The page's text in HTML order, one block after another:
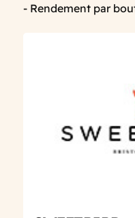
- Rendement par